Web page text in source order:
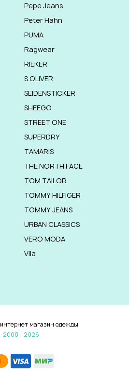
Pepe Jeans
Peter Hahn
PUMA
Ragwear
RIEKER
S.OLIVER
SEIDENSTICKER
SHEEGO
STREET ONE
SUPERDRY
TAMARIS
THE NORTH FACE
TOM TAILOR
TOMMY HILFIGER
TOMMY JEANS
URBAN CLASSICS
VERO MODA
Vila
интернет магазин одежды
2008 - 2026